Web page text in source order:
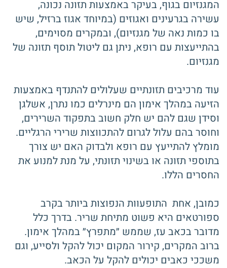
המגנזיום בגוף, בעיקר באמצעות תזונה נכונה,
עשירה בגרעינים ואגוזים (במיוחד אגוז ברזיל, שיש
בו כמות נאה של מגנזיום), ובמקרים מסוימים,
בהתייעצות עם רופא, ניתן גם ליטול תוסף תזונה של
מגנזיום.
עוד מרכיבים תזונתיים שעלולים להתנדף באמצעות
הזיעה במהלך אימון הם מינרלים כמו נתרן, אשלגן
וסידן שגם להם יש חלק חשוב בתפקוד השרירים,
וחוסר בהם עלול לגרום להתכווצות שרירי הרגליים.
מומלץ להתייעץ עם רופא ולבדוק האם יש צורך
בתוספי תזונה או בשינוי תזונתי, על מנת למנוע את
החסרים הללו.
כמובן, אחת התופעוות הנפוצות ביותר בקרב
ספורטאים היא פשוט מתיחת שריר. בדרך כלל
מדובר בכאב עז, שממש ״מתפרץ״ במהלך אימון.
ברוב המקרים, קירור המקום יכול להקל ולסייע, וגם
משככי כאבים יכולים להקל על הכאב.